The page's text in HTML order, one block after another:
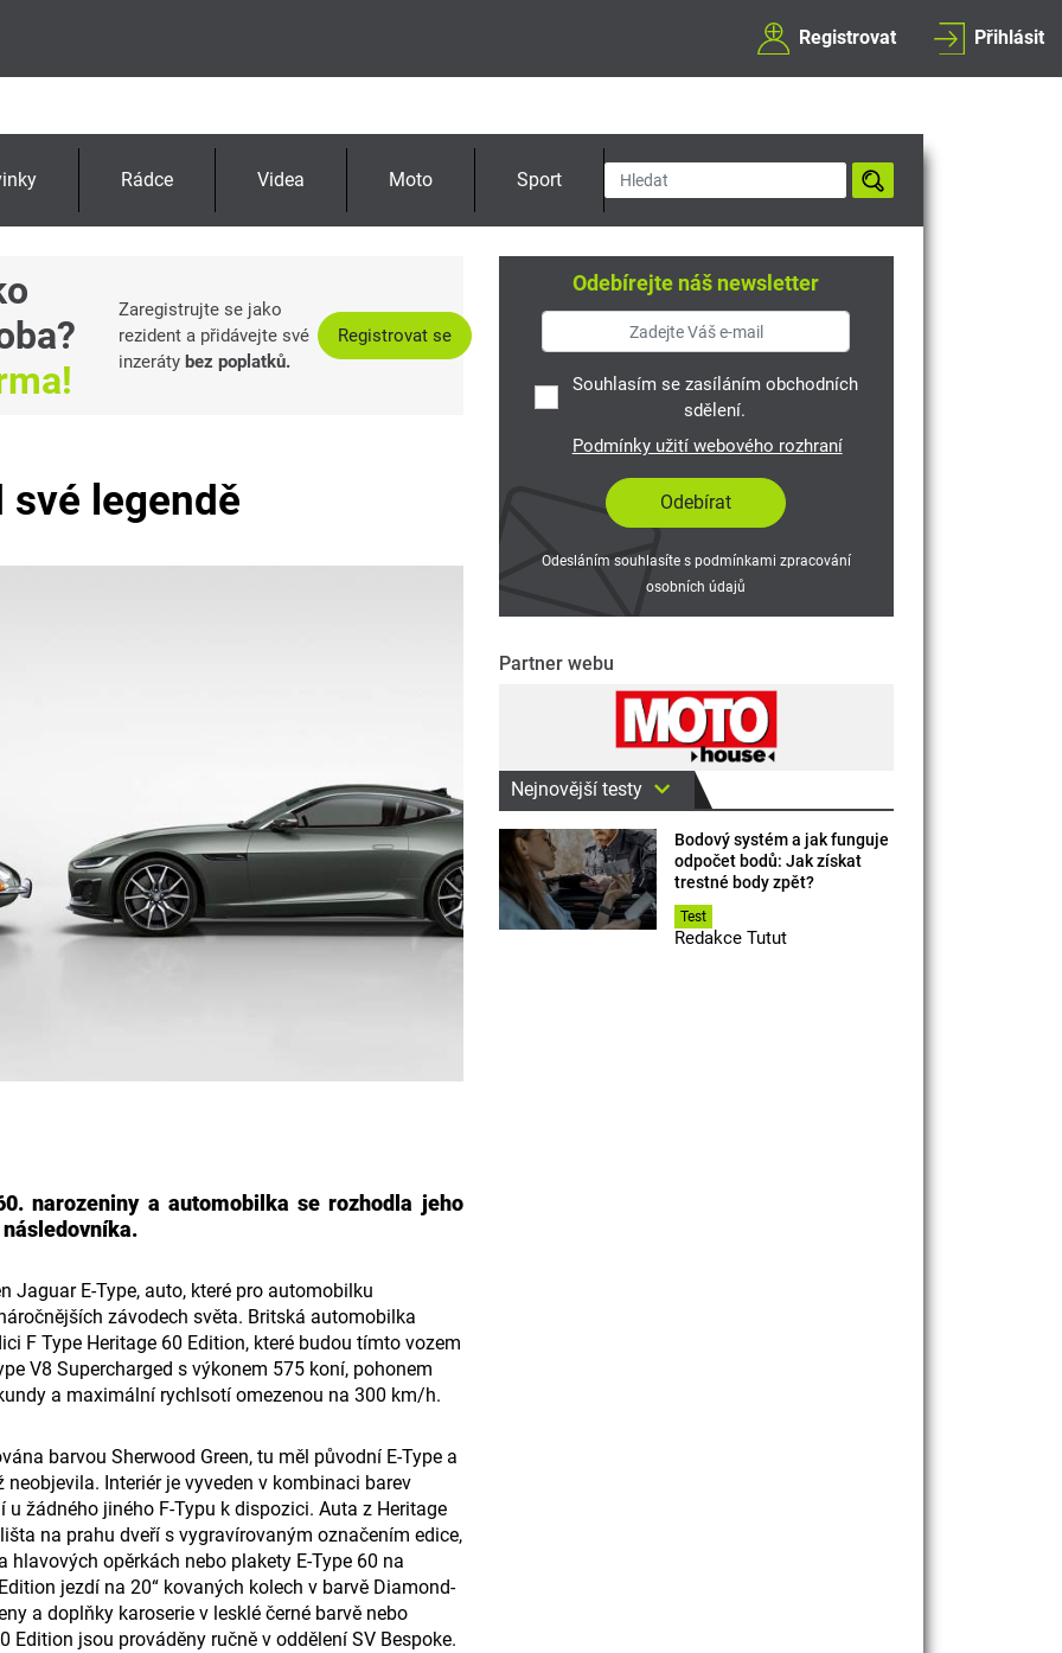
Registrovat Přihlásit
Rádce Videa Moto Sport
Zaregistrujte se jako
rezident a přidávejte své
inzerátybez poplatků.
Registrovat se
legendě
narozeniny a automobilka se rozhodla jeho
Jaguar E-Type, auto, které pro automobilku
závodech světa. Britská automobilka
F Type Heritage 60 Edition, které budou tímto vozem
V8 Supercharged s výkonem 575 koní, pohonem
a maximální rychlsotí omezenou na 300 km/h.
barvou Sherwood Green, tu měl původní E-Type a
Interiér je vyveden v kombinaci barev
u žádného jiného F-Typu k dispozici. Auta z Heritage
na prahu dveří s vygravírovaným označením edice,
opěrkách nebo plakety E-Type 60 na
jezdí na 20“ kovaných kolech v barvě Diamond-
a doplňky karoserie v lesklé černé barvě nebo
Edition jsou prováděny ručně v oddělení SV Bespoke.
Odebírejte náš newsletter
Souhlasím se zasíláním obchodních
sdělení.
Podmínky užití webového rozhraní
Odesláním souhlasíte s podmínkami zpracování
osobních údajů
Partner webu
Nejnovější testy
Bodový systém a jak funguje
odpočet bodů: Jak získat
trestné body zpět?
Test
Redakce Tutut